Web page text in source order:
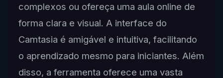
complexos ou ofereça uma aula online de
forma clara e visual. A interface do
Camtasia é amigável e intuitiva, facilitando
o aprendizado mesmo para iniciantes. Além
disso, a ferramenta oferece uma vasta